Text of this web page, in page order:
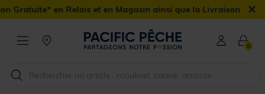
et en Magasin ainsi que la Livraison Domicile offerte dès
×
0